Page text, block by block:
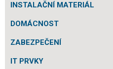
INSTALAČNÍ MATERIÁL
DOMÁCNOST
ZABEZPEČENÍ
IT PRVKY